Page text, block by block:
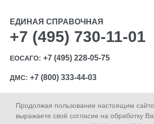
Продолжая пользование настоящим
выражаете своё согласие на обработку
ЕДИНАЯ СПРАВОЧНАЯ
+7 (495) 730-11-01
ЕОСАГО: +7 (495) 228-05-75
ДМС: +7 (800) 333-44-03